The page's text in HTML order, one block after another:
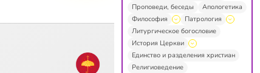
Проповеди, беседы
Апологетика
Философия
Патрология
Литургическое богословие
История Церкви
Единство и разделения христиан
Религиоведение